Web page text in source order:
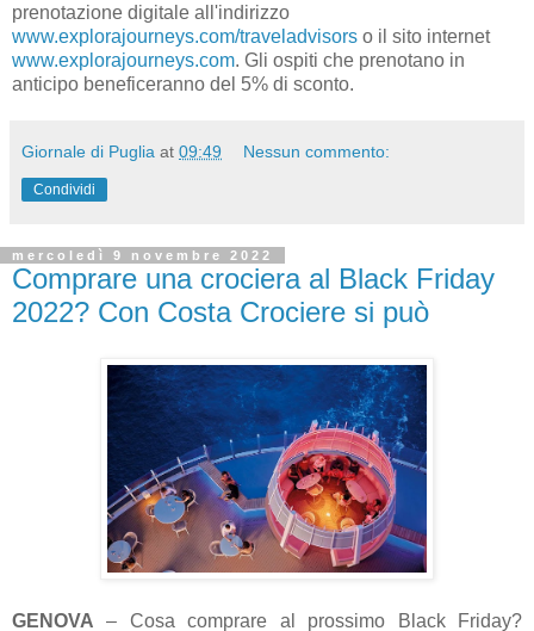
prenotazione digitale all'indirizzo
www.explorajourneys.com/traveladvisors o il sito internet
www.explorajourneys.com. Gli ospiti che prenotano in
anticipo beneficeranno del 5% di sconto.
Giornale di Puglia at 09:49 Nessun commento:
Condividi
mercoledì 9 novembre 2022
Comprare una crociera al Black Friday
2022? Con Costa Crociere si può
GENOVA – Cosa comprare al prossimo Black Friday?